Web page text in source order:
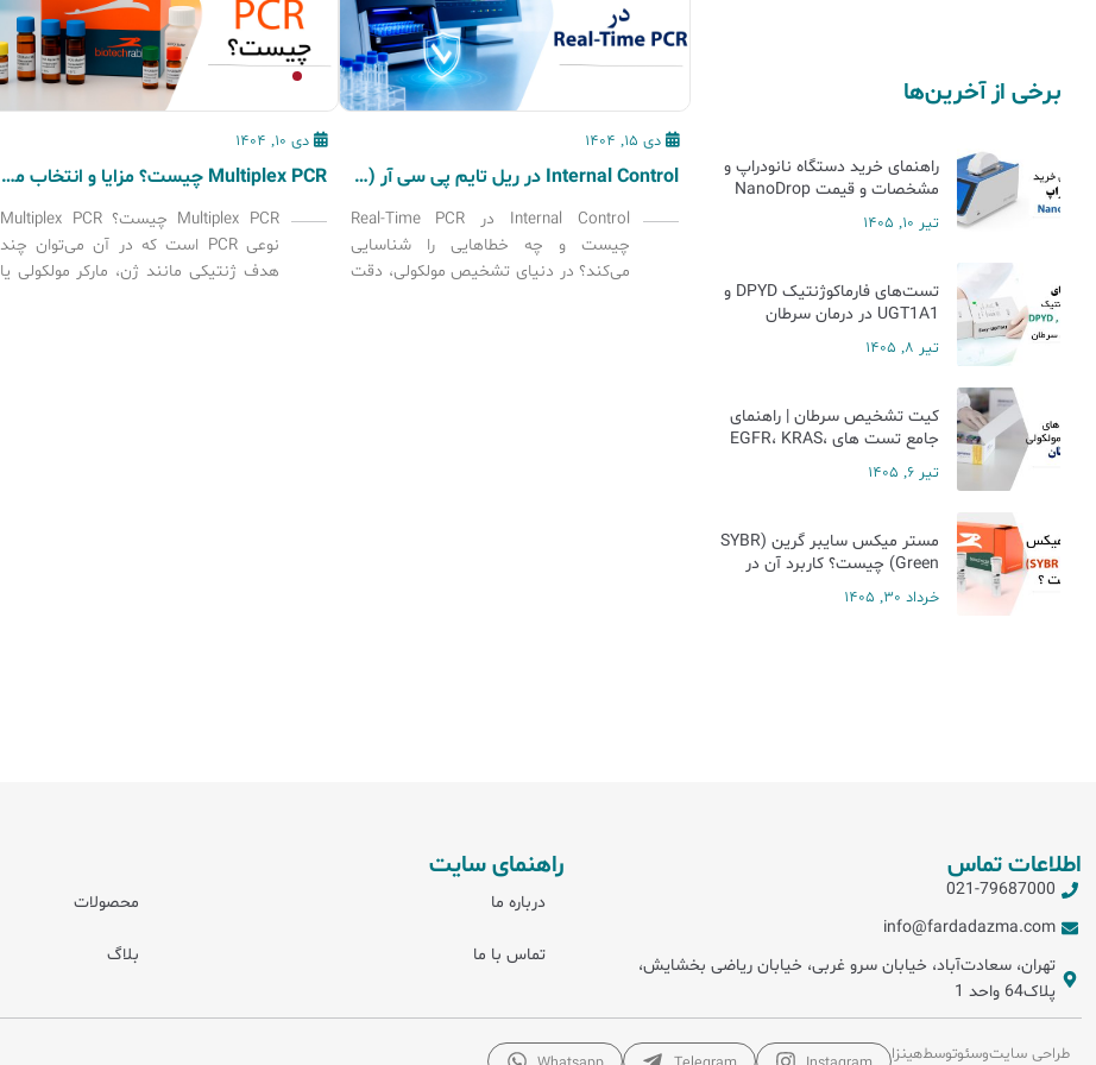
برخی از آخرین‌ها
راهنمای خرید دستگاه نانودراپ و
مشخصات و قیمت NanoDrop
تیر 10, 1405
تست‌های فارماکوژنتیک DPYD و
UGT1A1 در درمان سرطان
تیر 8, 1405
کیت تشخیص سرطان | راهنمای
جامع تست های EGFR، KRAS،
NRAS، BRAF، ALK و MSI
تیر 6, 1405
مستر میکس سایبر گرین (SYBR
Green) چیست؟ کاربرد آن در
Real-Time PCR
خرداد 30, 1405
دی 15, 1404
Internal Control در ریل تایم پی سی آر (Real-Time PCR) چیست؟
Internal Control در Real-Time PCR
چیست و چه خطاهایی را شناسایی
می‌کند؟ در دنیای تشخیص مولکولی، دقت
دی 10, 1404
Multiplex PCR چیست؟ مزایا و انتخاب مستر میکس مناسب
Multiplex PCR چیست؟ Multiplex PCR
نوعی PCR است که در آن می‌توان چند
هدف ژنتیکی مانند ژن، مارکر مولکولی یا
اطلاعات تماس
021-79687000
info@fardadazma.com
تهران، سعادت‌آباد، خیابان سرو غربی، خیابان ریاضی بخشایش،
پلاک64 واحد 1
راهنمای سایت
درباره ما محصولات
تماس با ما بلاگ
طراحی سایتوسئوتوسطهینزا